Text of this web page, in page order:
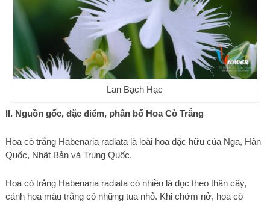
Lan Bạch Hạc
II. Nguồn gốc, đặc điểm, phân bố Hoa Cò Trắng
Hoa cò trắng Habenaria radiata là loài hoa đặc hữu của Nga, Hàn
Quốc, Nhật Bản và Trung Quốc.
Hoa cò trắng Habenaria radiata có nhiều lá dọc theo thân cây,
cánh hoa màu trắng có những tua nhỏ. Khi chớm nở, hoa cò